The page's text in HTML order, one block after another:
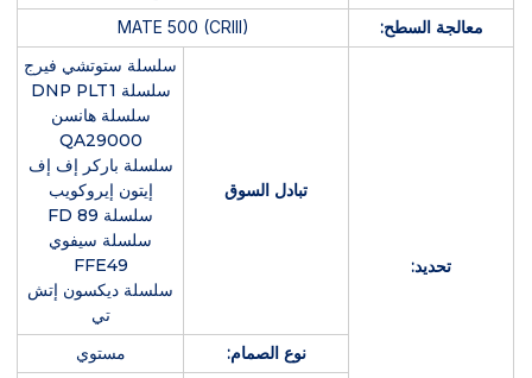
معالجة السطح:
MATE 500 (CRIII)
تحديد:
تبادل السوق
سلسلة ستوتشي فيرج
سلسلة DNP PLT1
سلسلة هانسن
QA29000
سلسلة باركر إف إف
إيتون إيروكويب
سلسلة FD 89
سلسلة سيفوي
FFE49
سلسلة ديكسون إتش
تي
نوع الصمام:
مستوي